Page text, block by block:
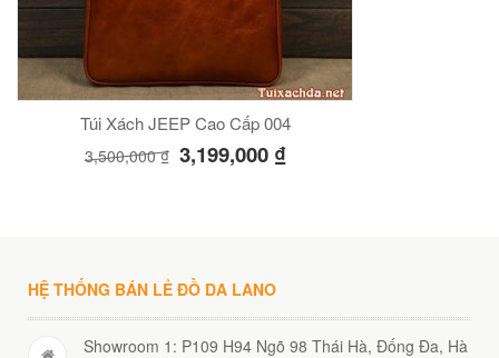
Túi Xách JEEP Cao Cấp 004
3,500,000₫ 3,199,000 ₫
HỆ THỐNG BÁN LẺ ĐỒ DA LANO
Showroom 1: P109 H94 Ngõ 98 Thái Hà, Đống Đa, Hà